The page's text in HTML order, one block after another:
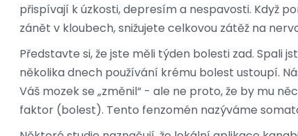
přispívají k úzkosti, depresím a nespavosti. Když
zánět v kloubech, snižujete celkovou zátěž na
Představte si, že jste měli týden bolesti zad. Spali
několika dnech používání krému bolest ustoupí.
Váš mozek se „změnil“ - ale ne proto, že by mu
faktor (bolest). Tento fenzomén nazýváme